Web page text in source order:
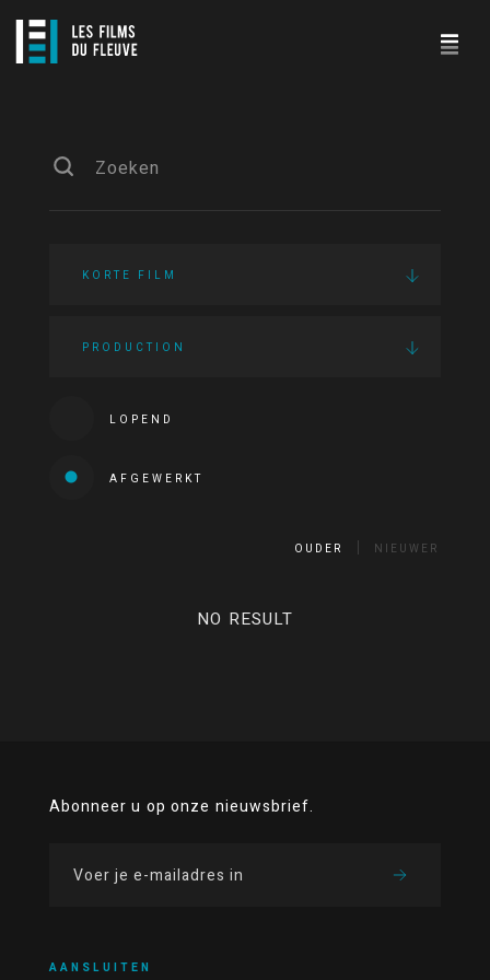
KORTE FILM
PRODUCTION
LOPEND
AFGEWERKT
OUDER NIEUWER
NO RESULT
Abonneer u op onze nieuwsbrief.
AANSLUITEN